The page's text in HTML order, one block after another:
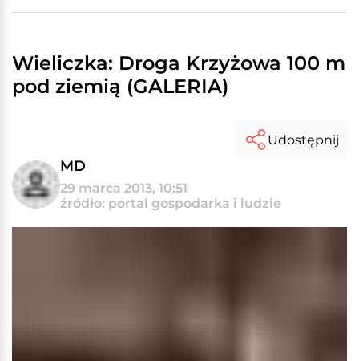
Wieliczka: Droga Krzyżowa 100 m
pod ziemią (GALERIA)
MD
29 marca 2013, 10:51
źródło: portal gospodarka i ludzie
Udostępnij